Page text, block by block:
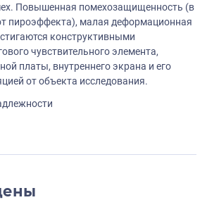
Повышенная помехозащищенность (в
пироэффекта), малая деформационная
конструктивными
чувствительного элемента,
платы, внутреннего экрана и его
от объекта исследования.